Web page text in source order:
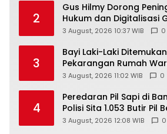
2
Gus Hilmy Dorong
Hukum dan Digitalisasi
Meningkatkan Kualitas
3 August, 2026 10:37 WIB 0
3
Bayi Laki-Laki
Pekarangan Rumah
Pusar Masih Menempel
3 August, 2026 11:02 WIB 0
4
Peredaran Pil Sapi di
Polisi Sita 1.053 Butir Pil
3 August, 2026 12:08 WIB 0